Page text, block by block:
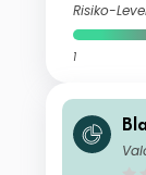
Risiko-
1